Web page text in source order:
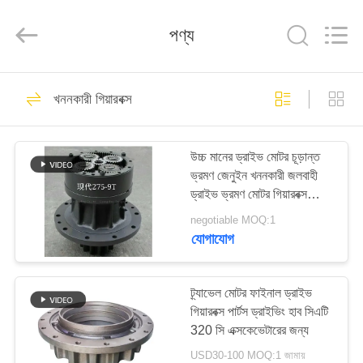
পণ্য
কারখানা
ভ্রমণ
Technology
Co.,
Reserved.
খননকারী হাইড্রোলিক মোটর
ফাইনাল ড্রাইভ ট্রাভেল
মোটর
37
পণ্য
খননকারী গিয়ারবক্স
উচ্চ মানের ড্রাইভ মোটর চূড়ান্ত
ভ্রমণ জেনুইন খননকারী জলবাহী
ড্রাইভ ভ্রমণ মোটর গিয়ারবক্স
Assy DX380 M5X130
negotiable MOQ:1
যোগাযোগ
ট্র্যাভেল মোটর ফাইনাল ড্রাইভ
গিয়ারবক্স পার্টস ড্রাইভিং হাব সিএটি
320 সি এক্সকেভেটারের জন্য
USD30-100 MOQ:1 জামায়